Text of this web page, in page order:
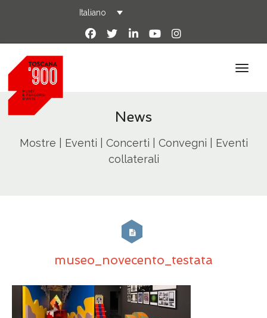
Italiano
News
Mostre | Eventi | Concerti | Convegni | Eventi
collaterali
museo_novecento_testata